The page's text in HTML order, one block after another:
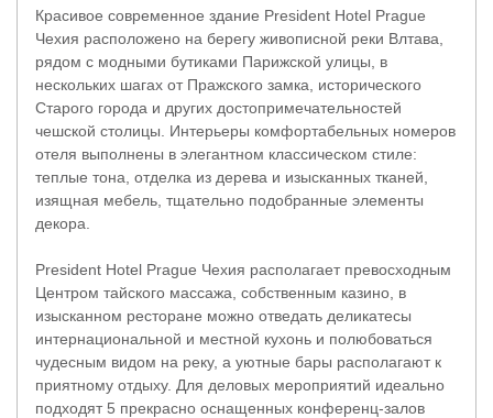
Красивое современное здание President Hotel Prague
Чехия расположено на берегу живописной реки Влтава,
рядом с модными бутиками Парижской улицы, в
нескольких шагах от Пражского замка, исторического
Старого города и других достопримечательностей
чешской столицы. Интерьеры комфортабельных номеров
отеля выполнены в элегантном классическом стиле:
теплые тона, отделка из дерева и изысканных тканей,
изящная мебель, тщательно подобранные элементы
декора.
President Hotel Prague Чехия располагает превосходным
Центром тайского массажа, собственным казино, в
изысканном ресторане можно отведать деликатесы
интернациональной и местной кухонь и полюбоваться
чудесным видом на реку, а уютные бары располагают к
приятному отдыху. Для деловых мероприятий идеально
подходят 5 прекрасно оснащенных конференц-залов